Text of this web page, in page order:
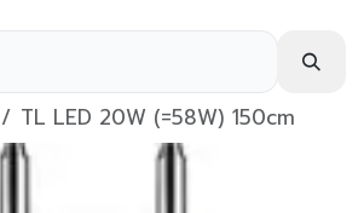
TL LED 20W (=58W) 150cm